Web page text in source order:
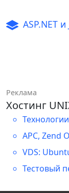
ASP.NET
Реклама
Хостинг
APC, Zend
VDS:
Тестовый